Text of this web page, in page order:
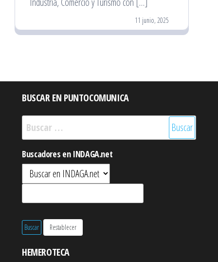
11 junio, 2025
BUSCAR EN PUNTOCOMUNICA
Buscar:
Buscadores en INDAGA.net
HEMEROTECA